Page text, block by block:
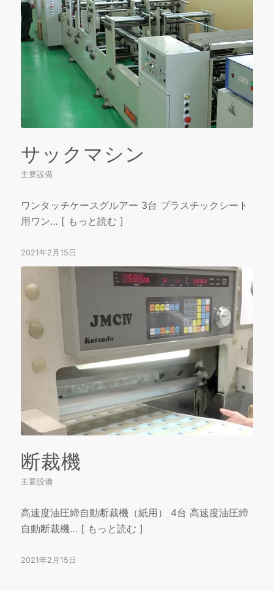
サックマシン
主要設備
ワンタッチケースグルアー 3台 プラスチックシート
用ワン… [ もっと読む ]
2021年2月15日
断裁機
主要設備
高速度油圧締自動断裁機（紙用） 4台 高速度油圧締
自動断裁機… [ もっと読む ]
2021年2月15日